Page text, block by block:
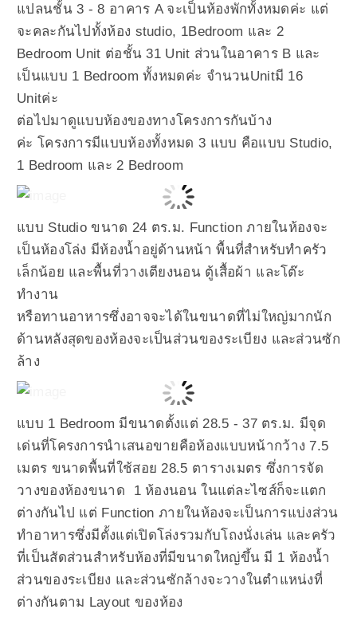
แปลนชั้น 3 - 8 อาคาร A จะเป็นห้องพักทั้งหมดค่ะ แต่
จะคละกันไปทั้งห้อง studio, 1Bedroom และ 2
Bedroom Unit ต่อชั้น 31 Unit ส่วนในอาคาร B และ
เป็นแบบ 1 Bedroom ทั้งหมดค่ะ จำนวนUnitมี 16
Unitค่ะ
ต่อไปมาดูแบบห้องของทางโครงการกันบ้าง
ค่ะ โครงการมีแบบห้องทั้งหมด 3 แบบ คือแบบ Studio,
1 Bedroom และ 2 Bedroom
แบบ Studio ขนาด 24 ตร.ม. Function ภายในห้องจะ
เป็นห้องโล่ง มีห้องน้ำอยู่ด้านหน้า พื้นที่สำหรับทำครัว
เล็กน้อย และพื้นที่วางเตียงนอน ตู้เสื้อผ้า และโต๊ะ
ทำงาน
หรือทานอาหารซึ่งอาจจะได้ในขนาดที่ไม่ใหญ่มากนัก
ด้านหลังสุดของห้องจะเป็นส่วนของระเบียง และส่วนซัก
ล้าง
แบบ 1 Bedroom มีขนาดตั้งแต่ 28.5 - 37 ตร.ม. มีจุด
เด่นที่โครงการนำเสนอขายคือห้องแบบหน้ากว้าง 7.5
เมตร ขนาดพื้นที่ใช้สอย 28.5 ตารางเมตร ซึ่งการจัด
วางของห้องขนาด 1 ห้องนอน ในแต่ละไซส์ก็จะแตก
ต่างกันไป แต่ Function ภายในห้องจะเป็นการแบ่งส่วน
ทำอาหารซึ่งมีตั้งแต่เปิดโล่งรวมกับโถงนั่งเล่น และครัว
ที่เป็นสัดส่วนสำหรับห้องที่มีขนาดใหญ่ขึ้น มี 1 ห้องน้ำ
ส่วนของระเบียง และส่วนซักล้างจะวางในตำแหน่งที่
ต่างกันตาม Layout ของห้อง